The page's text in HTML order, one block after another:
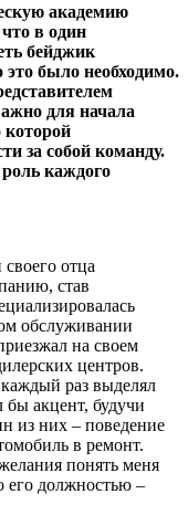
академию
в один
бейджик
было необходимо.
для начала
которой
за собой команду.
каждого
отца
став
обслуживании
на своем
центров.
раз выделял
бы акцент, будучи
из них – поведение
в ремонт.
понять меня
его должностью –